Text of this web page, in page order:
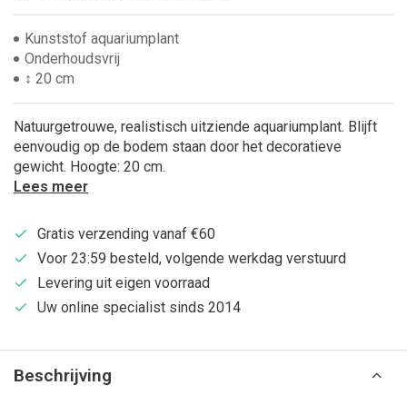
Kunststof aquariumplant
Onderhoudsvrij
↕ 20 cm
Natuurgetrouwe, realistisch uitziende aquariumplant. Blijft
eenvoudig op de bodem staan door het decoratieve
gewicht. Hoogte: 20 cm.
Lees meer
Gratis verzending vanaf €60
Voor 23:59 besteld, volgende werkdag verstuurd
Levering uit eigen voorraad
Uw online specialist sinds 2014
Beschrijving